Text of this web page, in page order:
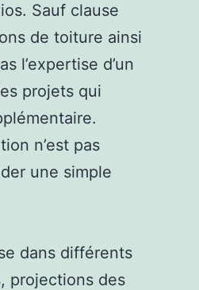
Sauf clause
de toiture ainsi
l’expertise d’un
projets qui
n’est pas
une simple
dans différents
projections des